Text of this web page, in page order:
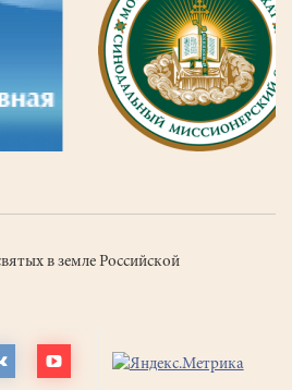
в земле Российской